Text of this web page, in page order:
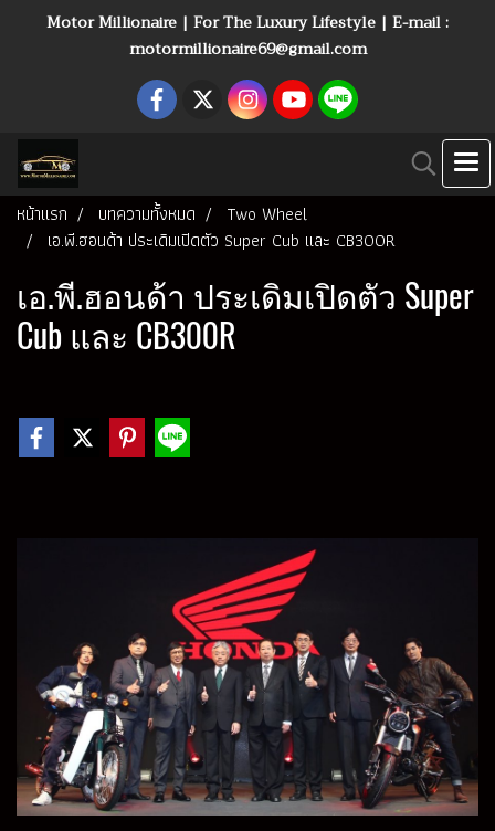
Motor Millionaire | For The Luxury Lifestyle | E-mail :
motormillionaire69@gmail.com
หน้าแรก บทความทั้งหมด
Two Wheel
เอ.พี.ฮอนด้า ประเดิมเปิดตัว Super Cub และ CB300R
เอ.พี.ฮอนด้า ประเดิมเปิดตัว Super
Cub และ CB300R